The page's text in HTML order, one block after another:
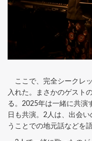
ここで、完全シークレ
入れた。まさかのゲスト
る。2025年は一緒に共演
日も共演。2人は、出会
うことでの地元話などを